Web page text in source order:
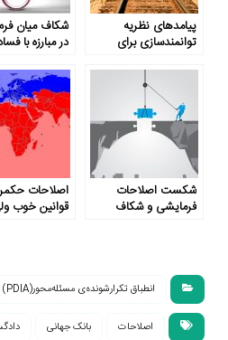
پیامدهای نظریه
توانمندسازی برای
شکاف میان
در مبارزه با
شکست اصلاحات
فرمایشی و شکاف
اصلاحات
قوانین خوب
انطباق تکرارشونده‌ی مسئله‌محور(PDIA)
اصلاحات بانک جهانی